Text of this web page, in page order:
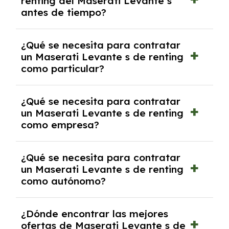
salvo en casos que lo exija el proveedor
debido al resultado del estudio de viabilidad
económica.
antes de tiempo?
pero puede haber penalizaciones por
cancelación anticipada. Es importante revisar
las condiciones del contrato y hablar con un
experto que te asesore.
¿Qué se necesita para contratar
un Maserati Levante s de renting
como particular?
y, en algunos casos, una consulta de solvencia
crediticia y un pago inicial.
¿Qué se necesita para contratar
un Maserati Levante s de renting
como empresa?
documentación financiera y, en algunos
casos, un informe de solvencia de la empresa
y un pago inicial.
¿Qué se necesita para contratar
un Maserati Levante s de renting
como autónomo?
autónomos, justificante de ingresos y, en
¿Dónde encontrar las mejores
ofertas de Maserati Levante s de